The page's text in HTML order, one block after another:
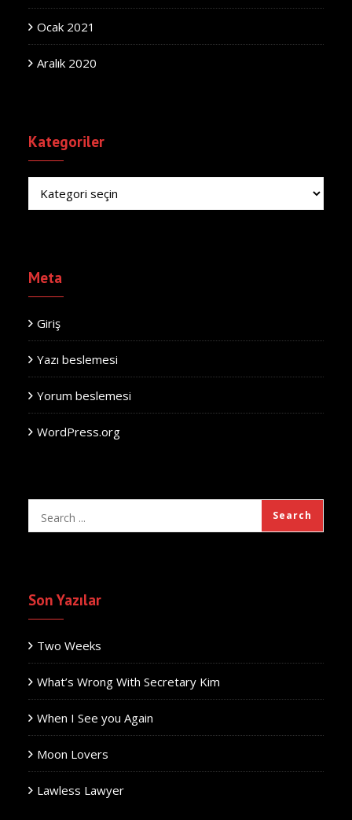
Ocak 2021
Aralık 2020
Kategoriler
Kategoriler
Meta
Giriş
Yazı beslemesi
Yorum beslemesi
WordPress.org
Son Yazılar
Two Weeks
What’s Wrong With Secretary Kim
When I See you Again
Moon Lovers
Lawless Lawyer